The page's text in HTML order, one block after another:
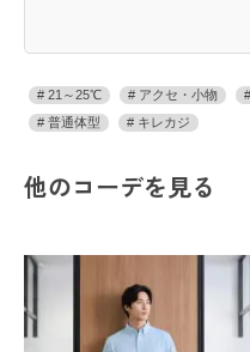
21～25℃ アクセ・小物
普通体型
キレカジ
他のコーデを見る